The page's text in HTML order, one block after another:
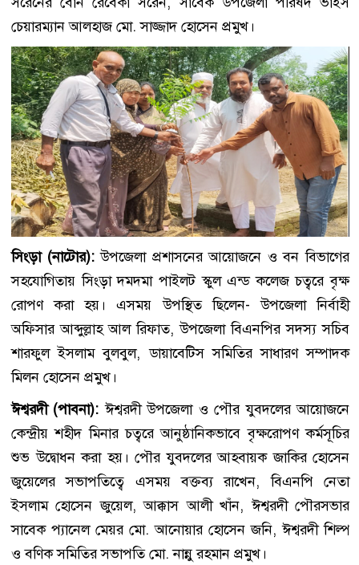
চেয়ারম্যান আলহাজ মো. সাজ্জাদ হোসেন প্রমুখ।
সিংড়া (নাটোর):উপজেলা প্রশাসনের আয়োজনে ও বন বিভাগের
সহযোগিতায় সিংড়া দমদমা পাইলট স্কুল এন্ড কলেজ চত্বরে বৃক্ষ
রোপণ করা হয়। এসময় উপস্থিত ছিলেন- উপজেলা নির্বাহী
অফিসার আব্দুল্লাহ আল রিফাত, উপজেলা বিএনপির সদস্য সচিব
শারফুল ইসলাম বুলবুল, ডায়াবেটিস সমিতির সাধারণ সম্পাদক
মিলন হোসেন প্রমুখ।
ঈশ্বরদী (পাবনা): ঈশ্বরদী উপজেলা ও পৌর যুবদলের আয়োজনে
কেন্দ্রীয় শহীদ মিনার চত্বরে আনুষ্ঠানিকভাবে বৃক্ষরোপণ কর্মসূচির
শুভ উদ্বোধন করা হয়। পৌর যুবদলের আহবায়ক জাকির হোসেন
জুয়েলের সভাপতিত্বে এসময় বক্তব্য রাখেন, বিএনপি নেতা
ইসলাম হোসেন জুয়েল, আক্কাস আলী খাঁন, ঈশ্বরদী পৌরসভার
সাবেক প্যানেল মেয়র মো. আনোয়ার হোসেন জনি, ঈশ্বরদী শিল্প
ও বণিক সমিতির সভাপতি মো. নান্নু রহমান প্রমুখ।